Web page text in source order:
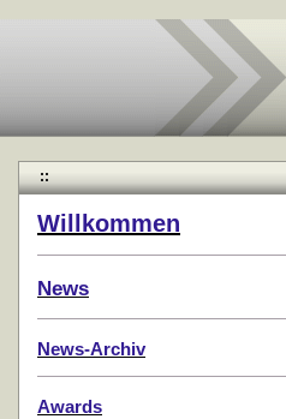
::
Willkommen
News
News-Archiv
Awards